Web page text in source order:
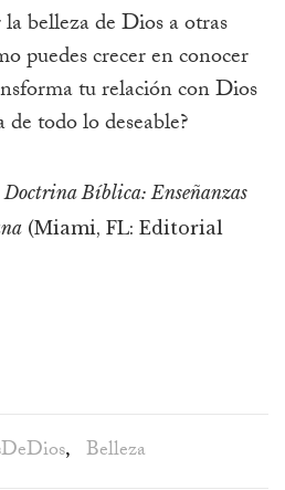
belleza de Dios a otras
puedes crecer en conocer
tu relación con Dios
de todo lo deseable?
Doctrina Bíblica: Enseñanzas
(Miami, FL: Editorial
, Belleza